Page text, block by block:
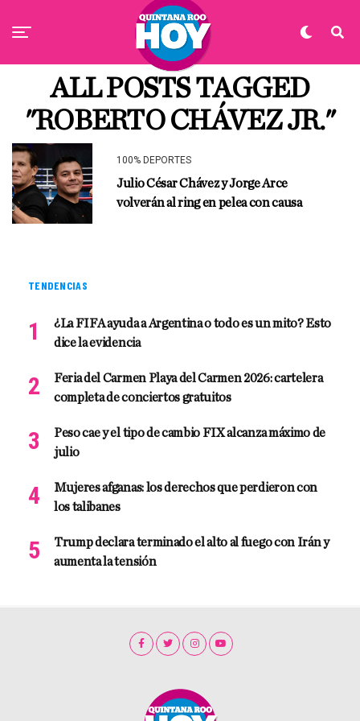
ALL POSTS TAGGED
"ROBERTO CHÁVEZ JR."
100% DEPORTES
Julio César Chávez y Jorge Arce
volverán al ring en pelea con causa
TENDENCIAS
¿La FIFA ayuda a Argentina o todo es un mito? Esto
dice la evidencia
Feria del Carmen Playa del Carmen 2026: cartelera
completa de conciertos gratuitos
Peso cae y el tipo de cambio FIX alcanza máximo de
julio
Mujeres afganas: los derechos que perdieron con
los talibanes
Trump declara terminado el alto al fuego con Irán y
aumenta la tensión